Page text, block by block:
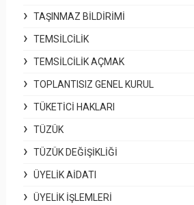
TAŞINMAZ BILDIRIMI
TEMSILCILIK
TEMSILCILIK AÇMAK
TOPLANTISIZ GENEL KURUL
TÜKETICI HAKLARI
TÜZÜK
TÜZÜK DEĞIŞIKLIĞI
ÜYELIK AIDATI
ÜYELIK İŞLEMLERI